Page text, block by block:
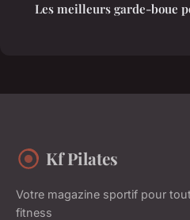
Les meilleurs garde-boue
Kf Pilates
Votre magazine sportif pour
fitness